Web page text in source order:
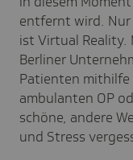
entfernt wird. Nur
ist Virtual Reality.
Berliner
Patienten mithilfe
ambulanten OP
schöne, andere
und Stress